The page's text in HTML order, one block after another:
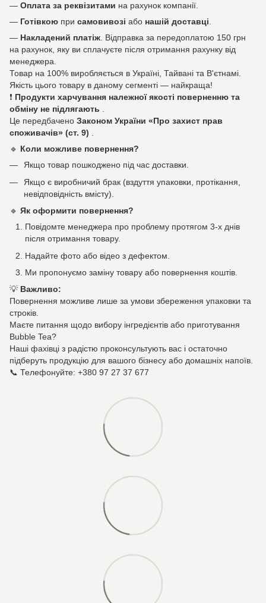
— Оплата за реквізитами на рахунок компанії.
— Готівкою при самовивозі або нашій доставці.
— Накладений платіж. Відправка за передоплатою 150 грн
на рахунок, яку ви сплачуєте після отримання рахунку від
менеджера.
Товар на 100% виробляється в Україні, Тайвані та В'єтнамі.
Якість цього товару в даному сегменті — найкраща!
❗ Продукти харчування належної якості поверненню та
обміну не підлягають .
Це передбачено Законом України «Про захист прав
споживачів» (ст. 9) .
🔹 Коли можливе повернення?
Якщо товар пошкоджено під час доставки.
Якщо є виробничий брак (вздуття упаковки, протікання,
невідповідність вмісту).
🔹 Як оформити повернення?
Повідомте менеджера про проблему протягом 3-х днів
після отримання товару.
Надайте фото або відео з дефектом.
Ми пропонуємо заміну товару або повернення коштів.
💡 Важливо:
Повернення можливе лише за умови збереження упаковки та
строків.
Маєте питання щодо вибору інгредієнтів або приготування
Bubble Tea?
Наші фахівці з радістю проконсультують вас і остаточно
підберуть продукцію для вашого бізнесу або домашніх напоїв.
📞 Телефонуйте: +380 97 27 37 677